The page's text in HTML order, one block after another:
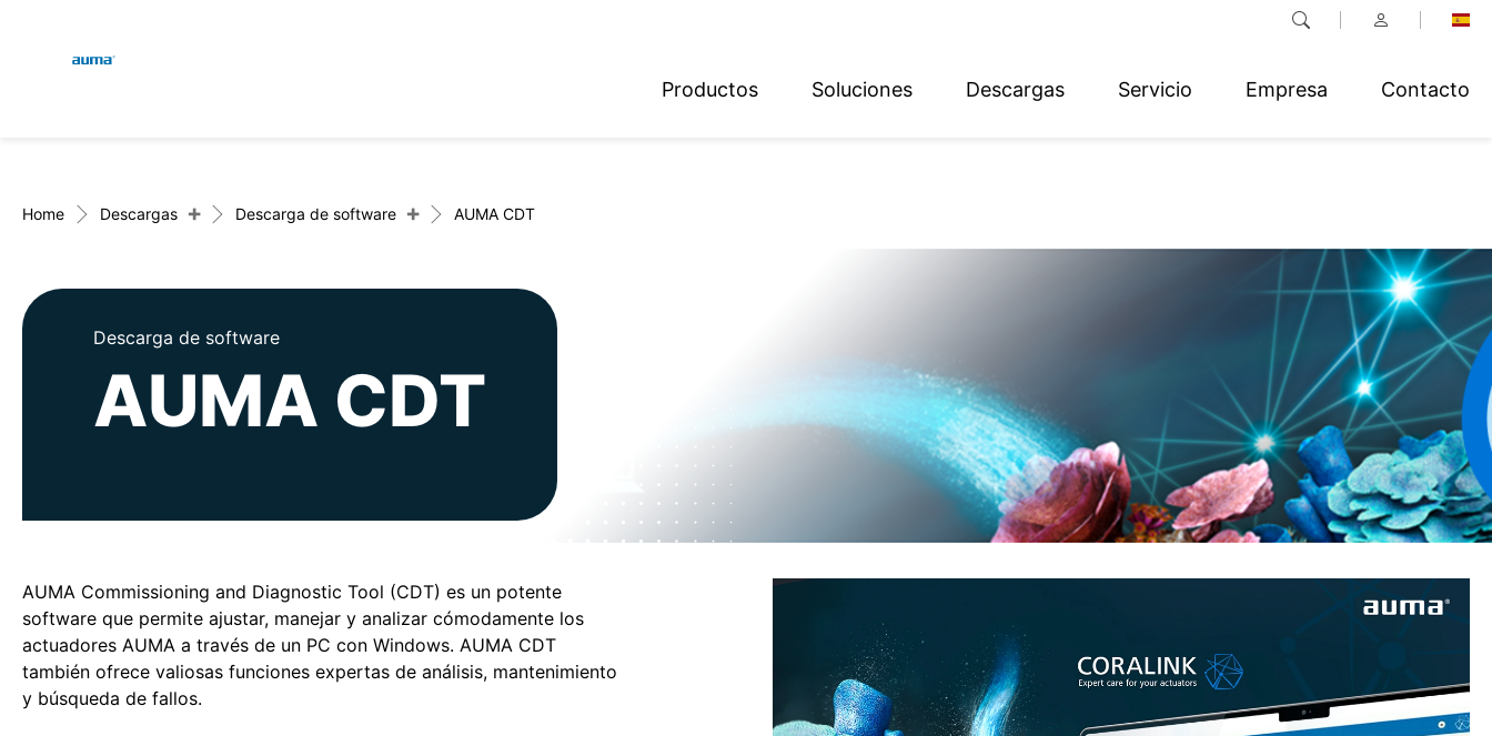
Productos Soluciones Descargas Servicio Empresa Contacto
Europa
Asia y Pacífico
Norteamérica
Home Descargas + Descarga de software + AUMA CDT
Descarga de software
AUMA CDT
AUMA Commissioning and Diagnostic Tool (CDT) es un potente
software que permite ajustar, manejar y analizar cómodamente los
actuadores AUMA a través de un PC con Windows. AUMA CDT
también ofrece valiosas funciones expertas de análisis, mantenimiento
y búsqueda de fallos.